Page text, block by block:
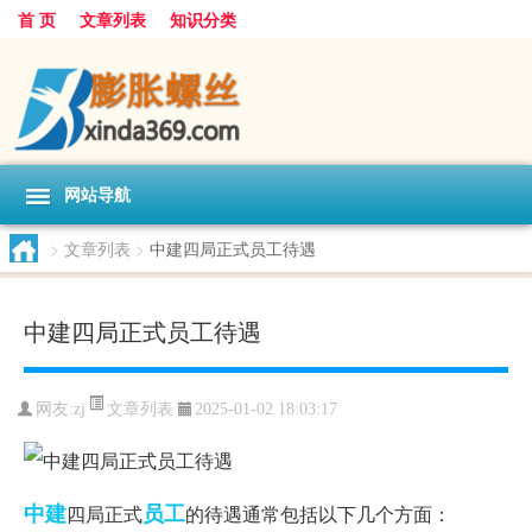
首 页 文章列表 知识分类
网站导航
> 文章列表 > 中建四局正式员工待遇
中建四局正式员工待遇
网友:zj 文章列表 2025-01-02 18:03:17
中建四局正式员工的待遇通常包括以下几个方面：